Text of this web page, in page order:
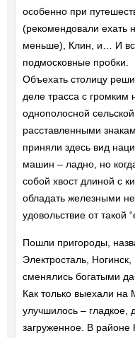
особенно при
(рекомендовали ехать
меньше), Клин, и… И
подмосковные пробки.
Объехать столицу
деле трасса с громким
однополосной
расставленными
приняли здесь вид
машин – ладно, но
собой хвост длиной с
обладать железными
удовольствие от такой
Пошли пригороды,
Электросталь,
сменялись богатыми
Как только выехали на
улучшилось – гладкое,
загруженное. В